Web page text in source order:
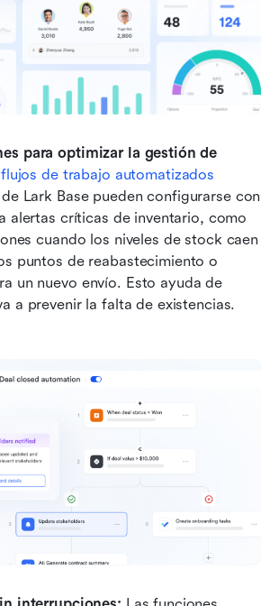
para optimizar la gestión de
flujos de trabajo automatizados
Lark Base pueden configurarse con
alertas críticas de inventario, como
cuando los niveles de stock caen
puntos de reabastecimiento o
un nuevo envío. Esto ayuda de
a prevenir la falta de existencias.